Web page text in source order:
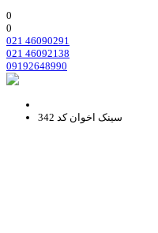
0
0
021 46090291
021 46092138
09192648990
سینک اخوان کد 342